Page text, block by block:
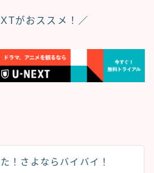
がおススメ！／
！さよならバイバイ！